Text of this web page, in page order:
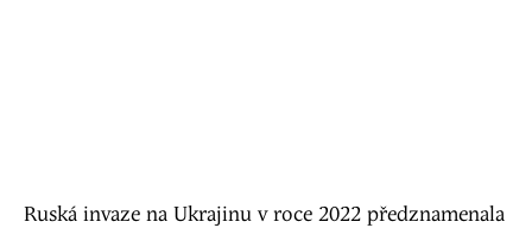
Ruská invaze na Ukrajinu v roce 2022 předznamenala